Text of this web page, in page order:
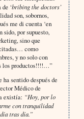
‘bribing the doctors’
son, sobornos,
me di cuenta ‘en
sido, por supuesto,
sino que
como
y no solo con
los productos!!!!…”
sentido después de
Médico de
existía: “Hoy, por lo
con tranquilidad
tras día.”